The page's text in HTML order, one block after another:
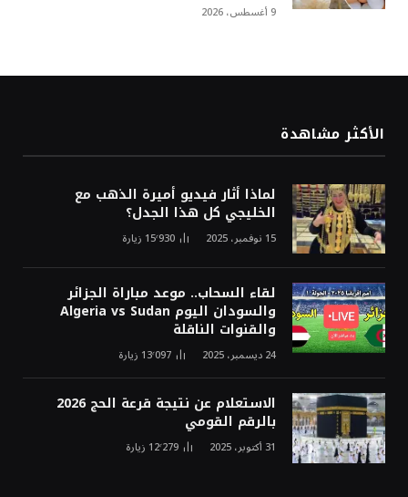
9 أغسطس، 2026
الأكثر مشاهدة
لماذا أثار فيديو أميرة الذهب مع
الخليجي كل هذا الجدل؟
15 نوفمبر، 2025 15٬930 زيارة
لقاء السحاب.. موعد مباراة الجزائر
والسودان اليوم Algeria vs Sudan
والقنوات الناقلة
24 ديسمبر، 2025 13٬097 زيارة
الاستعلام عن نتيجة قرعة الحج 2026
بالرقم القومي
31 أكتوبر، 2025 12٬279 زيارة